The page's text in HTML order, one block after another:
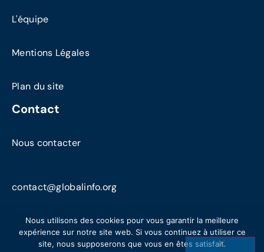
L'équipe
Mentions Légales
Plan du site
Contact
Nous contacter
contact@globalinfo.org
Nous utilisons des cookies pour vous garantir la meilleure
expérience sur notre site web. Si vous continuez à utiliser ce
site, nous supposerons que vous en êtes satisfait.